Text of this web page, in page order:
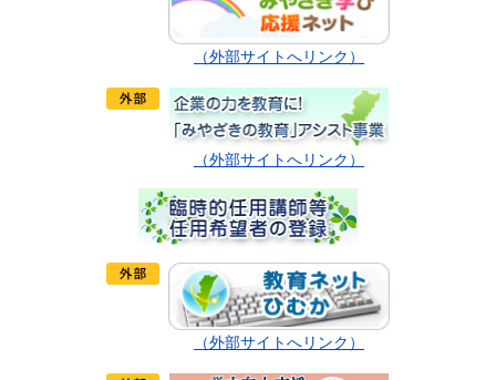
（外部サイトへリンク）
（外部サイトへリンク）
（外部サイトへリンク）